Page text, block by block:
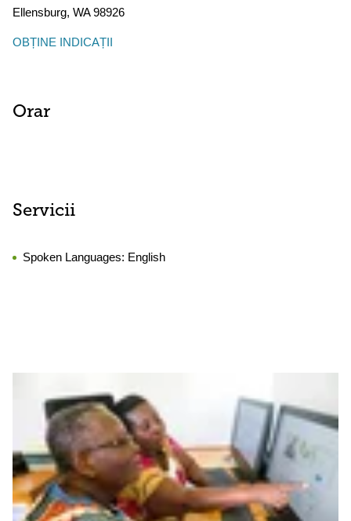
Ellensburg, WA98926
OBȚINE INDICAȚII
Orar
Servicii
Spoken Languages: English